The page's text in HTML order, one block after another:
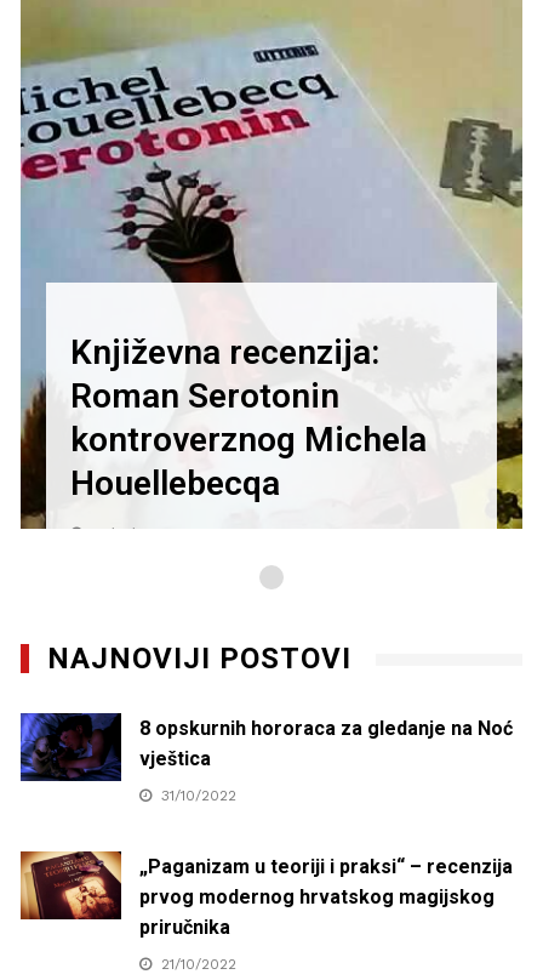
Književna recenzija:
Roman Serotonin
kontroverznog Michela
Houellebecqa
27/01/2021
NAJNOVIJI POSTOVI
8 opskurnih hororaca za gledanje na Noć
vještica
31/10/2022
„Paganizam u teoriji i praksi“ – recenzija
prvog modernog hrvatskog magijskog
priručnika
21/10/2022